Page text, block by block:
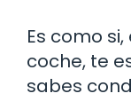
Es como
coche, te
sabes